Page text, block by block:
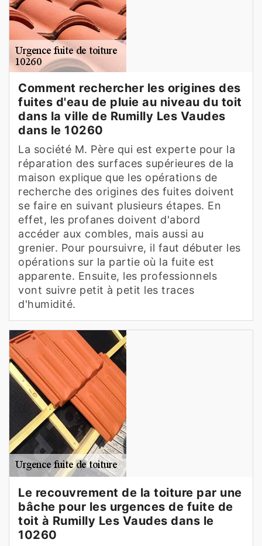
Comment rechercher les origines des
fuites d'eau de pluie au niveau du toit
dans la ville de Rumilly Les Vaudes
dans le 10260
La société M. Père qui est experte pour la
réparation des surfaces supérieures de la
maison explique que les opérations de
recherche des origines des fuites doivent
se faire en suivant plusieurs étapes. En
effet, les profanes doivent d'abord
accéder aux combles, mais aussi au
grenier. Pour poursuivre, il faut débuter les
opérations sur la partie où la fuite est
apparente. Ensuite, les professionnels
vont suivre petit à petit les traces
d'humidité.
Le recouvrement de la toiture par une
bâche pour les urgences de fuite de
toit à Rumilly Les Vaudes dans le
10260